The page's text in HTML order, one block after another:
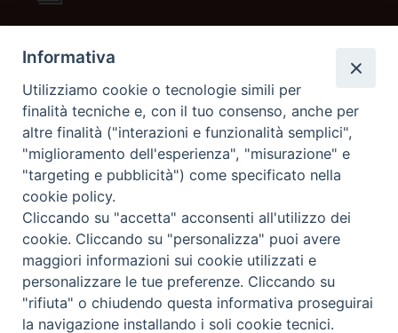
DOCUMENTI PASTORALI
ORARI MESSE
LITURGIA DELLE ORE
GALLERIE FOTOGRAFICHE
GALLERIE VIDEO
Informativa
Utilizziamo cookie o tecnologie simili per
finalità tecniche e, con il tuo consenso, anche per
altre finalità ("interazioni e funzionalità semplici",
"miglioramento dell'esperienza", "misurazione" e
"targeting e pubblicità") come specificato nella
cookie policy.
Cliccando su "accetta" acconsenti all'utilizzo dei
cookie. Cliccando su "personalizza" puoi avere
maggiori informazioni sui cookie utilizzati e
personalizzare le tue preferenze. Cliccando su
"rifiuta" o chiudendo questa informativa proseguirai
la navigazione installando i soli cookie tecnici.